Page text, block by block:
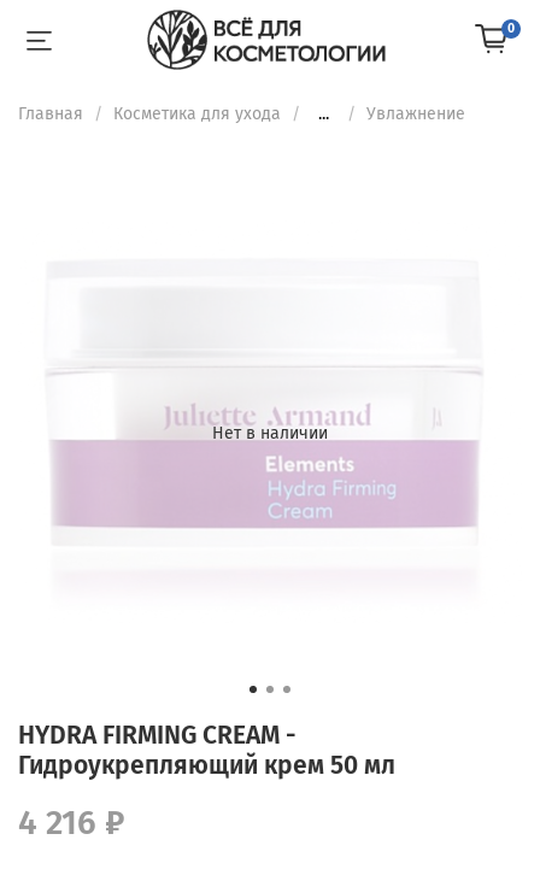
0
Главная Косметика для ухода ... Увлажнение
Нет в наличии
HYDRA FIRMING CREAM -
Гидроукрепляющий крем 50 мл
4 216 ₽